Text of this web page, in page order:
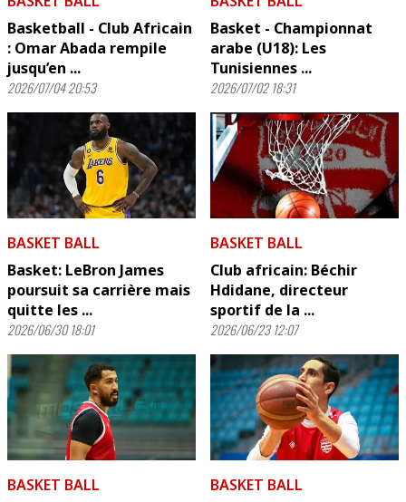
Basketball - Club Africain
: Omar Abada rempile
jusqu’en ...
2026/07/04 20:53
Basket - Championnat
arabe (U18): Les
Tunisiennes ...
2026/07/02 18:31
BASKET BALL
Basket: LeBron James
poursuit sa carrière mais
quitte les ...
2026/06/30 18:01
BASKET BALL
Club africain: Béchir
Hdidane, directeur
sportif de la ...
2026/06/23 12:07
BASKET BALL
BASKET BALL